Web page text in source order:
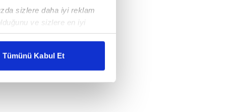
sizlere daha iyi reklam
ve sizlere en iyi
karşılamak
gösterilmeyecektir."
kullanılmaktadır. Bu
sunulması
Tümünü Kabul Et